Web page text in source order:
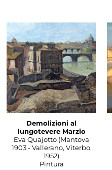
Demolizioni al
lungotevere Marzio
Eva Quajotto (Mantova
1903 - Vallerano, Viterbo,
1952)
Pintura